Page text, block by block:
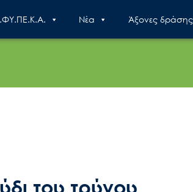
Nέα Άξονες δράσης
του τρύγου